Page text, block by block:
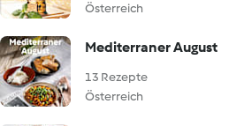
Österreich
Mediterraner August
13 Rezepte
Österreich